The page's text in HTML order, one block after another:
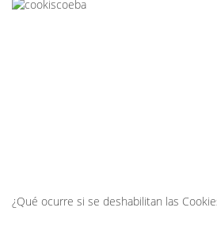
¿Qué ocurre si se deshabilitan las